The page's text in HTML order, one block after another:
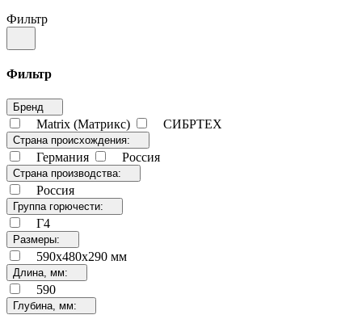
Фильтр
Фильтр
Бренд
Matrix (Матрикс) СИБРТЕХ
Страна происхождения:
Германия Россия
Страна производства:
Россия
Группа горючести:
Г4
Размеры:
590х480х290 мм
Длина, мм:
590
Глубина, мм: